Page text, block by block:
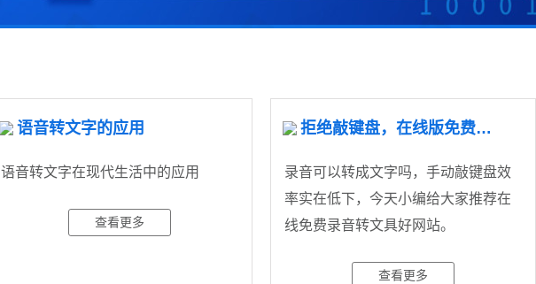
语音转文字的应用
语音转文字在现代生活中的应用
查看更多
拒绝敲键盘，在线版免费好用的录音转文字工具！
录音可以转成文字吗，手动敲键盘效
率实在低下，今天小编给大家推荐在
线免费录音转文具好网站。
查看更多